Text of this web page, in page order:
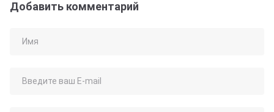
Добавить комментарий